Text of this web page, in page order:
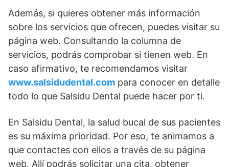
Además, si quieres obtener más información
sobre los servicios que ofrecen, puedes visitar su
página web. Consultando la columna de
servicios, podrás comprobar si tienen web. En
caso afirmativo, te recomendamos visitar
www.salsidudental.com para conocer en detalle
todo lo que Salsidu Dental puede hacer por ti.
En Salsidu Dental, la salud bucal de sus pacientes
es su máxima prioridad. Por eso, te animamos a
que contactes con ellos a través de su página
web. Allí podrás solicitar una cita, obtener